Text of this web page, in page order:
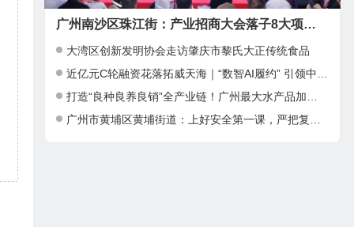
广州南沙区珠江街：产业招商大会落子8大项目，邀湾区客商抢占“南沙站”红利
大湾区创新发明协会走访肇庆市黎氏大正传统食品
近亿元C轮融资花落拓威天海｜“数智AI履约” 引领中大件出海新基建
打造“良种良养良销”全产业链！广州最大水产品加工项目在南沙正式投产
广州市黄埔区黄埔街道：上好安全第一课，严把复工复产安全关